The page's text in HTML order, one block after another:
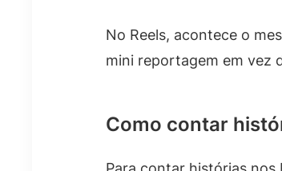
No Reels, acontece o
mini reportagem em vez
Como contar